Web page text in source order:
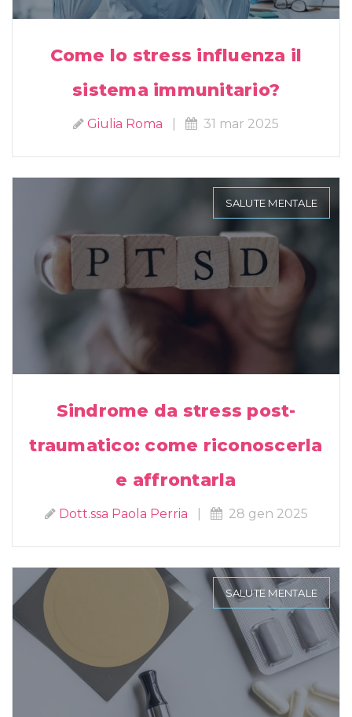
Come lo stress influenza il
sistema immunitario?
Giulia Roma 31 mar 2025
SALUTE MENTALE
Sindrome da stress post-
traumatico: come riconoscerla
e affrontarla
Dott.ssa Paola Perria 28 gen 2025
SALUTE MENTALE